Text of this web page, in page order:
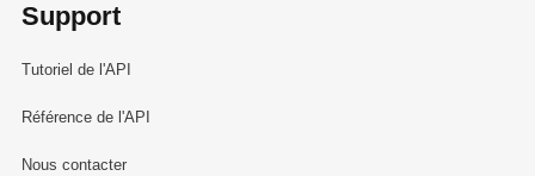
Support
Tutoriel de l'API
Référence de l'API
Nous contacter